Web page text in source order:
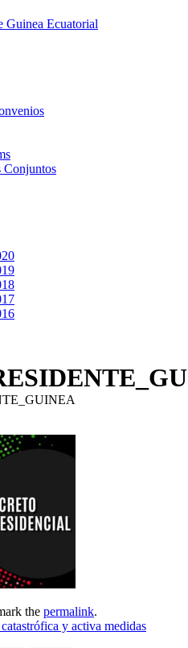
Guinea Ecuatorial
Conjuntos
the permalink.
y activa medidas